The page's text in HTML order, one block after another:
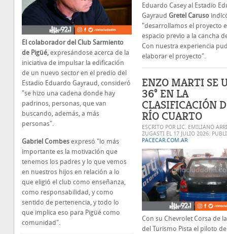
El colaborador del Club Sarmiento
de Pigüé, expresándose acerca de la
iniciativa de impulsar la edificación
de un nuevo sector en el predio del
Estadio Eduardo Gayraud, consideró
"se hizo una cadena donde hay
padrinos, personas, que van
buscando, además, a más
personas".
Gabriel Combes expresó "lo más
importante es la motivación que
tenemos los padres y lo que vemos
en nuestros hijos en relación a lo
que eligió el club como enseñanza,
como responsabilidad, y como
sentido de pertenencia, y todo lo
que implica eso para Pigüé como
comunidad".
Eduardo Casey al Estadio
Gayraud Gretel Caruso
"desarrollamos el proyecto
espacio previo a la cancha
Con nuestra experiencia
elaborar el proyecto".
ENZO MARTI SE
36° EN LA
CLASIFICACIÓN
RÍO CUARTO
ESCRITO POR LIC. EMILIANO
ZUGASTI EL 17 JULIO 2026.
PACECAR.COM.AR
Con su Chevrolet Corsa de
del Turismo Pista el piloto